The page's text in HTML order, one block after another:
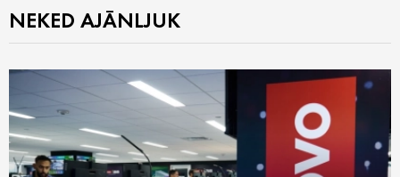
NEKED AJÁNLJUK